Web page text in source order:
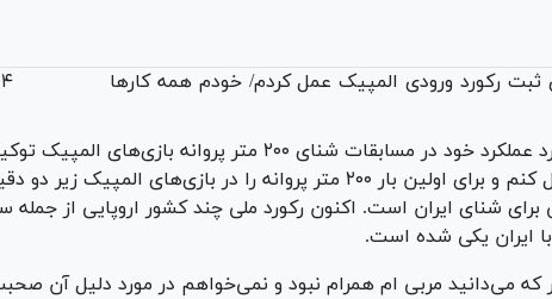
ثبت رکورد ورودی المپیک عمل کردم/ خودم همه کار‌ها
در مورد عملکرد خود در مسابقات شنای ۲۰۰ متر پروانه بازی‌های
توانستم به قولم عمل کنم و برای اولین بار ۲۰۰ متر پروانه را در بازی‌های
شنای ایران است. اکنون رکورد ملی چند کشور اروپایی از جمله
که می‌دانید مربی ام همرام نبود و نمی‌خواهم در مورد دلیل آن